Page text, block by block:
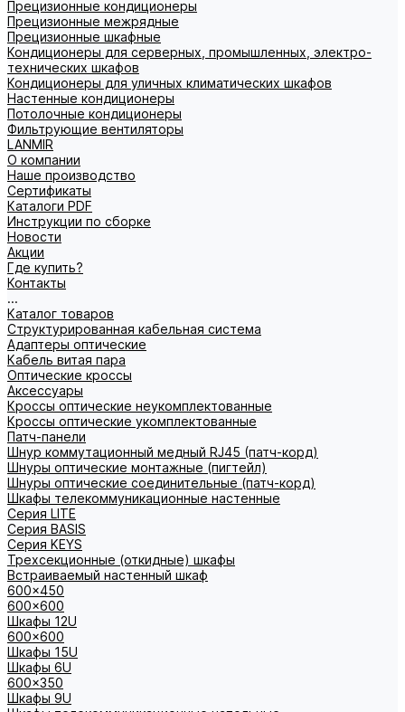
Прецизионные кондиционеры
Прецизионные межрядные
Прецизионные шкафные
Кондиционеры для серверных, промышленных, электро-
технических шкафов
Кондиционеры для уличных климатических шкафов
Настенные кондиционеры
Потолочные кондиционеры
Фильтрующие вентиляторы
LANMIR
О компании
Наше производство
Сертификаты
Каталоги PDF
Инструкции по сборке
Новости
Акции
Где купить?
Контакты
...
Каталог товаров
Структурированная кабельная система
Адаптеры оптические
Кабель витая пара
Оптические кроссы
Аксессуары
Кроссы оптические неукомплектованные
Кроссы оптические укомплектованные
Патч-панели
Шнур коммутационный медный RJ45 (патч-корд)
Шнуры оптические монтажные (пигтейл)
Шнуры оптические соединительные (патч-корд)
Шкафы телекоммуникационные настенные
Cерия LITE
Cерия BASIS
Cерия KEYS
Трехсекционные (откидные) шкафы
Встраиваемый настенный шкаф
600x450
600x600
Шкафы 12U
600x600
Шкафы 15U
Шкафы 6U
600x350
Шкафы 9U